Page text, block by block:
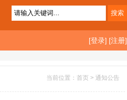
[登录] [注册]
当前位置：首页 > 通知公告